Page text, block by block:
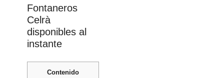
Fontaneros
Celrà
disponibles al
instante
Contenido